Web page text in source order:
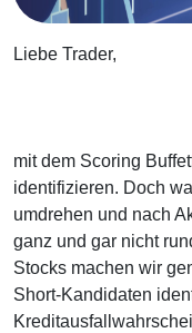
Liebe Trader,
mit dem Scoring
identifizieren. Doch
umdrehen und nach
ganz und gar nicht
Stocks machen wir
Short-Kandidaten